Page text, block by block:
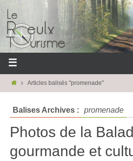
Articles balisés "promenade"
Balises Archives : promenade
Photos de la
gourmande et